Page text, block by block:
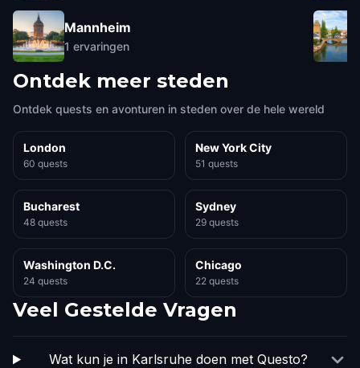
Mannheim
1 ervaringen
Ontdek meer steden
Ontdek quests en avonturen in steden over de hele wereld
London
60 quests
New York City
51 quests
Bucharest
48 quests
Sydney
29 quests
Washington D.C.
24 quests
Chicago
22 quests
Veel Gestelde Vragen
Wat kun je in Karlsruhe doen met Questo?